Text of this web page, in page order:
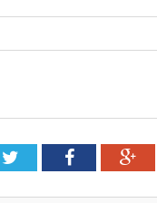
TwitterFacebook